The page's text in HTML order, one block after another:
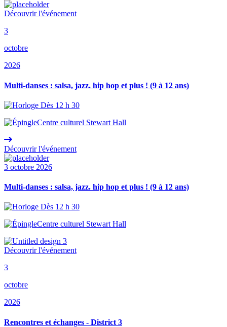
Découvrir l'événement
3
octobre
2026
Multi-danses : salsa, jazz. hip hop et plus ! (9 à 12 ans)
Dès 12 h 30
Centre culturel Stewart Hall
Découvrir l'événement
3 octobre 2026
Multi-danses : salsa, jazz. hip hop et plus ! (9 à 12 ans)
Dès 12 h 30
Centre culturel Stewart Hall
Découvrir l'événement
3
octobre
2026
Rencontres et échanges - District 3